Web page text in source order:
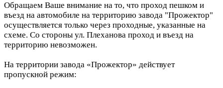
Обращаем Ваше внимание на то, что проход пешком и
въезд на автомобиле на территорию завода "Прожектор"
осуществляется только через проходные, указанные на
схеме. Со стороны ул. Плеханова проход и въезд на
территорию невозможен.
На территории завода «Прожектор» действует
пропускной режим: